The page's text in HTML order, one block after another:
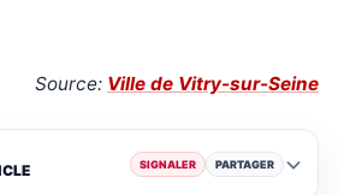
Source: Ville de Vitry-sur-Seine
SIGNALER PARTAGER